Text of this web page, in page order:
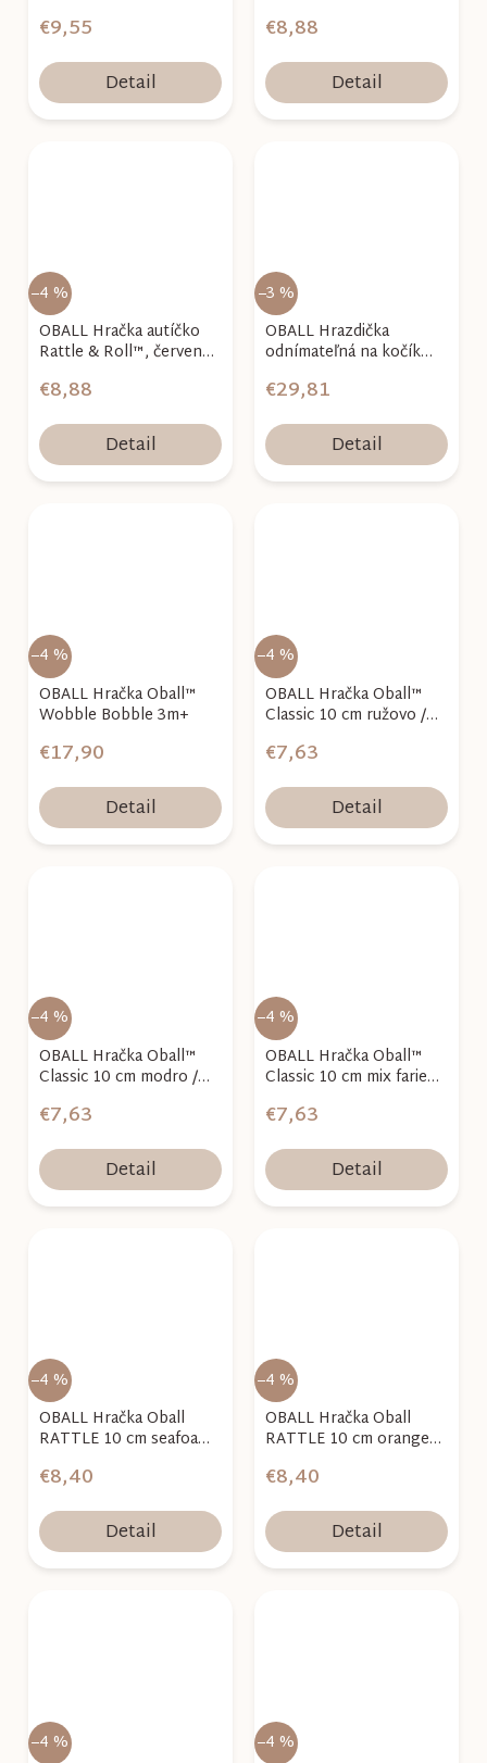
€9,55
Detail
€8,88
Detail
–4 %
OBALL Hračka autíčko
Rattle & Roll™, červené,
€8,88
Detail
–3 %
OBALL Hrazdička
odnímateľná na kočík
€29,81
Detail
–4 %
OBALL Hračka Oball™
Wobble Bobble 3m+
€17,90
Detail
–4 %
OBALL Hračka Oball™
Classic 10 cm ružovo /
€7,63
Detail
–4 %
OBALL Hračka Oball™
Classic 10 cm modro /
€7,63
Detail
–4 %
OBALL Hračka Oball™
Classic 10 cm mix farieb
€7,63
Detail
–4 %
OBALL Hračka Oball
RATTLE 10 cm seafoam
€8,40
Detail
–4 %
OBALL Hračka Oball
RATTLE 10 cm orange
€8,40
Detail
–4 %
–4 %